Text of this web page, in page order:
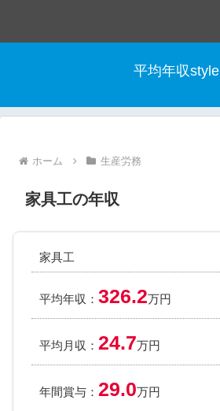
平均年収style
ホーム 生産労務
家具工の年収
家具工
平均年収： 326.2万円
平均月収： 24.7万円
年間賞与： 29.0万円